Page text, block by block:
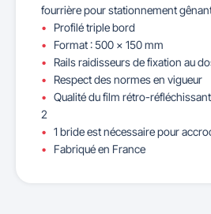
fourrière pour stationnement
Profilé triple bord
Format : 500 x 150 mm
Rails raidisseurs de fixation au
Respect des normes en vigueur
Qualité du film rétro-
2
1 bride est nécessaire pour
Fabriqué en France